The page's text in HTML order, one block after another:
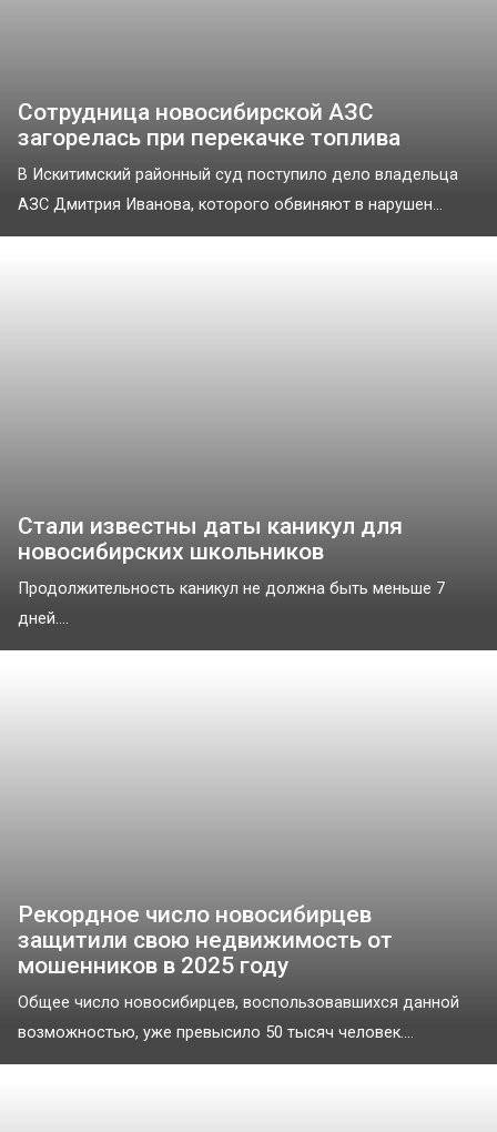
Сотрудница новосибирской АЗС
загорелась при перекачке топлива
В Искитимский районный суд поступило дело владельца
АЗС Дмитрия Иванова, которого обвиняют в нарушен...
Стали известны даты каникул для
новосибирских школьников
Продолжительность каникул не должна быть меньше 7
дней....
Рекордное число новосибирцев
защитили свою недвижимость от
мошенников в 2025 году
Общее число новосибирцев, воспользовавшихся данной
возможностью, уже превысило 50 тысяч человек....